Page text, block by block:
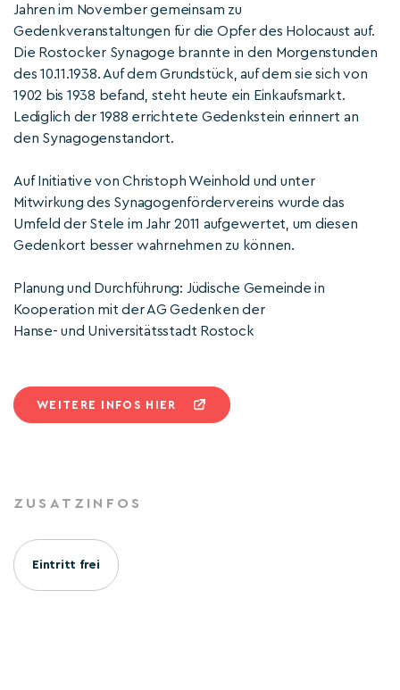
Jahren im November gemeinsam zu
Gedenkveranstaltungen für die Opfer des Holocaust auf.
Die Rostocker Synagoge brannte in den Morgenstunden
des 10.11.1938. Auf dem Grundstück, auf dem sie sich von
1902 bis 1938 befand, steht heute ein Einkaufsmarkt.
Lediglich der 1988 errichtete Gedenkstein erinnert an
den Synagogenstandort.
Auf Initiative von Christoph Weinhold und unter
Mitwirkung des Synagogenfördervereins wurde das
Umfeld der Stele im Jahr 2011 aufgewertet, um diesen
Gedenkort besser wahrnehmen zu können.
Planung und Durchführung: Jüdische Gemeinde in
Kooperation mit der AG Gedenken der
Hanse- und Universitätsstadt Rostock
WEITERE INFOS HIER
ZUSATZINFOS
Eintritt frei